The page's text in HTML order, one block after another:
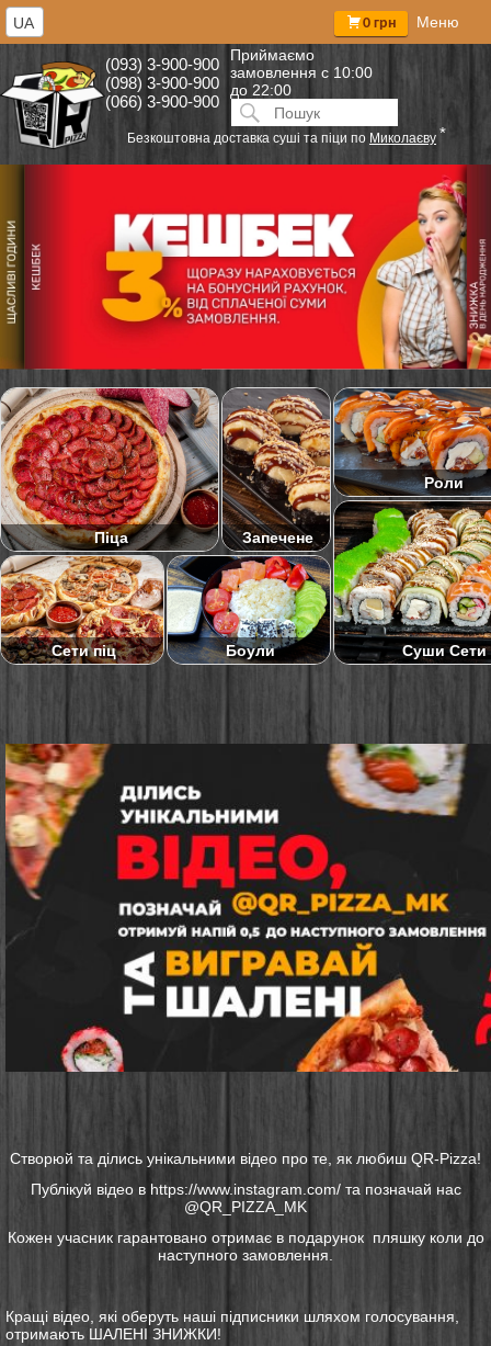
(093) 3-900-900
(098) 3-900-900
(066) 3-900-900
Приймаємо
замовлення с 10:00
до 22:00
Искать:ПОИСК
0 грн Меню
Безкоштовна доставка суші та піци по Миколаєву *
UA
Піца Запечене
Роли
Сети піц Боули Суши Сети
Створюй та ділись унікальними відео про те, як любиш QR-Pizza!
Публікуй відео в https://www.instagram.com/ та позначай нас
@QR_PIZZA_MK
Кожен учасник гарантовано отримає в подарунок пляшку коли до
наступного замовлення.
Кращі відео, які оберуть наші підписники шляхом голосування,
отримають ШАЛЕНІ ЗНИЖКИ!